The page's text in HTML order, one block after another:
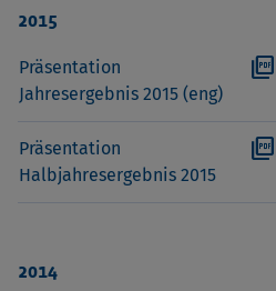
2015
Präsentation
Jahresergebnis 2015 (eng)
picture_as_pdf
Präsentation
Halbjahresergebnis 2015
picture_as_pdf
2014